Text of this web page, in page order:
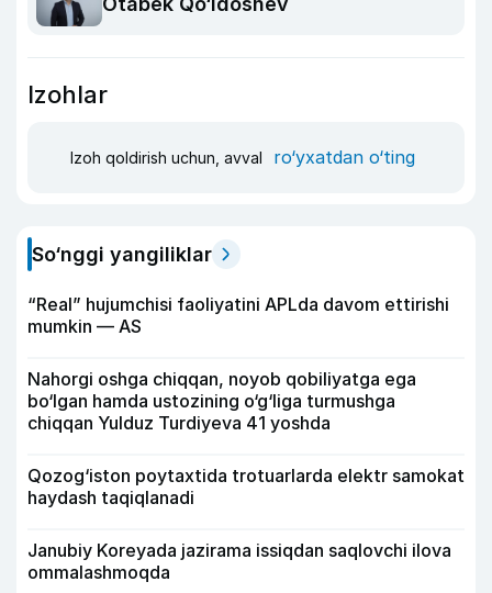
Izohlar
Izoh qoldirish uchun, avval ro‘yxatdan o‘ting
So‘nggi yangiliklar
“Real” hujumchisi faoliyatini APLda davom ettirishi
mumkin — AS
Nahorgi oshga chiqqan, noyob qobiliyatga ega
bo‘lgan hamda ustozining o‘g‘liga turmushga
chiqqan Yulduz Turdiyeva 41 yoshda
Qozog‘iston poytaxtida trotuarlarda elektr samokat
haydash taqiqlanadi
Janubiy Koreyada jazirama issiqdan saqlovchi ilova
ommalashmoqda